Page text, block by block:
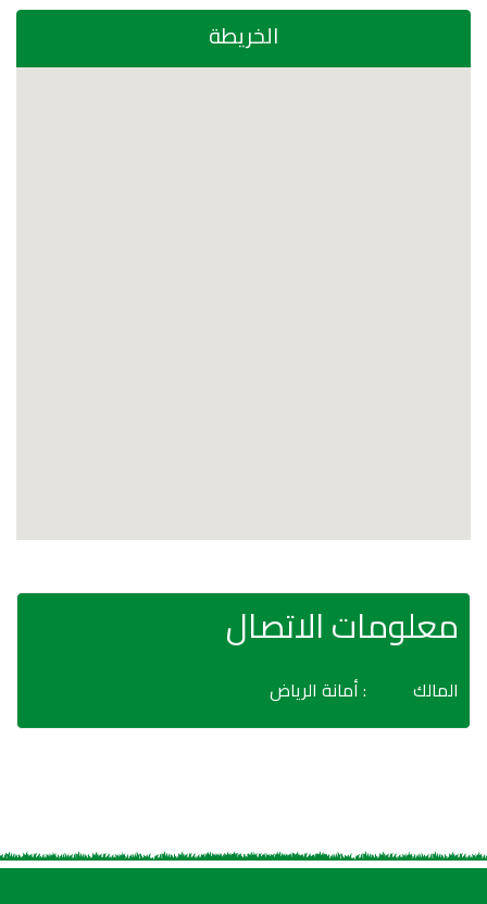
الخريطة
معلومات الاتصال
المالك : أمانة الرياض